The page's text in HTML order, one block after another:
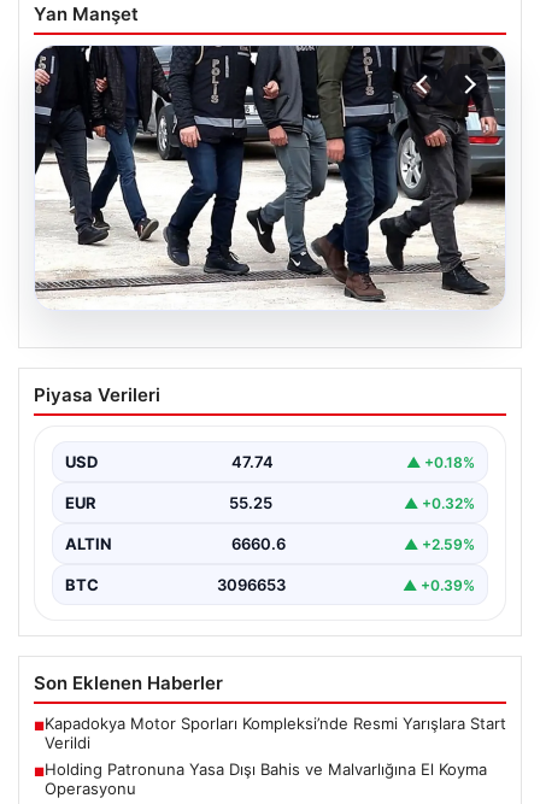
Yan Manşet
07.08.2026
Holding Patronuna Yasa Dışı Bahis ve
Malvarlığına El Koyma Operasyonu
sonucunda, yasa dışı bahis gelirlerini aklama ve
organizasyon…
Piyasa Verileri
USD 47.74 ▲ +0.18%
EUR 55.25 ▲ +0.32%
ALTIN 6660.6 ▲ +2.59%
BTC 3096653 ▲ +0.39%
Son Eklenen Haberler
■Kapadokya Motor Sporları Kompleksi’nde Resmi Yarışlara Start
Verildi
■Holding Patronuna Yasa Dışı Bahis ve Malvarlığına El Koyma
Operasyonu